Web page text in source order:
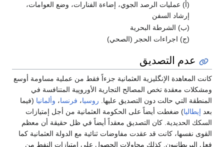
(أ) عمليات الرصد الجوي، إضاءة الفنارات، وضع العوامات،
إرشاد السفن
(ب) الشرطة البحرية
(ج) اجراءات الحجر (الصحي)
عدم التصديق
كانت المعاهدة الإنگليزية العثمانية جزءاً فقط من عملية مساومة أوسع
ومشكلات معقدة تخص المصالح التجارية الأوروپية المتنافسة في
المنطقة التي حالت دون التصديق عليها. روسيا، فرنسا، وألمانيا (فيما
بعد إيطاليا) ضغطت أيضاً على الحكومة العثمانية من أجل إمتيازات
السكك الحديدية. كان التصديق معقداً أيضاً في ظل حقيقة أن معظم
القوى نفسها، كانت قد عقدت مفاوضات ثنائية مع الدولة العثمانية كما
فعل البريطانيون. كذلك محاولات الحصول على امتيازات النفط من